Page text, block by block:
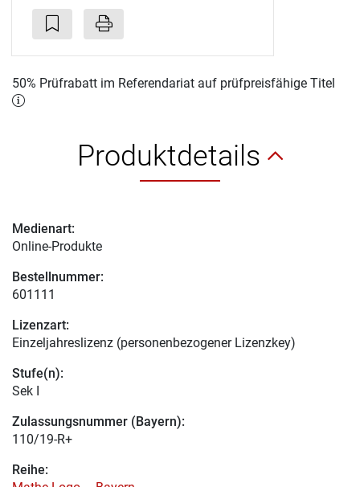
50% Prüfrabatt im Referendariat auf prüfpreisfähige Titel
Produktdetails
Medienart:
Online-Produkte
Bestellnummer:
601111
Lizenzart:
Einzeljahreslizenz (personenbezogener Lizenzkey)
Stufe(n):
Sek I
Zulassungsnummer (Bayern):
110/19-R+
Reihe: